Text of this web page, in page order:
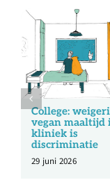
College:
vegan maaltijd
kliniek is
discriminatie
29 juni 2026